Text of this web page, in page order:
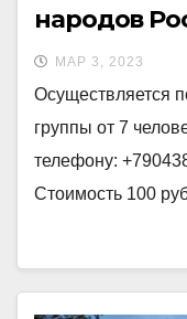
народов
МАР 3, 2023
Осуществляется
группы от 7
телефону:
Стоимость 100